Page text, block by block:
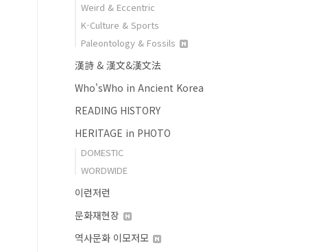
Weird & Eccentric
K-Culture & Sports
Paleontology & Fossils
漢詩 & 漢文&漢文法
Who'sWho in Ancient Korea
READING HISTORY
HERITAGE in PHOTO
DOMESTIC
WORDWIDE
이런저런
문화재현장
역사문화 이모저모